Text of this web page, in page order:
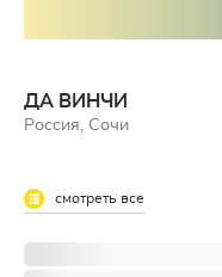
ДА ВИНЧИ
Россия, Сочи
смотреть все